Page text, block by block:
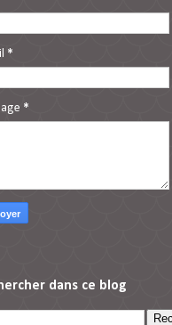
*
*
dans ce blog